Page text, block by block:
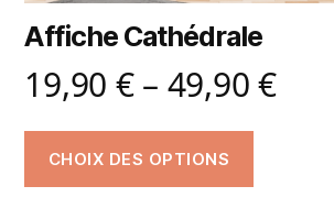
Affiche Cathédrale
19,90 €– 49,90€
CHOIX DES OPTIONS